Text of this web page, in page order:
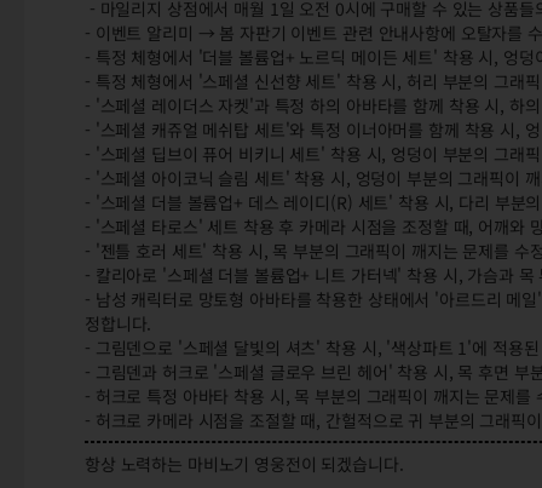
- 마일리지 상점에서 매월 1일 오전 0시에 구매할 수 있는 상품
- 이벤트 알리미 → 봄 자판기 이벤트 관련 안내사항에 오탈자를
- 특정 체형에서 '더블 볼륨업+ 노르딕 메이든 세트' 착용 시, 엉
- 특정 체형에서 '스페셜 신선향 세트' 착용 시, 허리 부분의 그래
- '스페셜 레이더스 자켓'과 특정 하의 아바타를 함께 착용 시, 하
- '스페셜 캐쥬얼 메쉬탑 세트'와 특정 이너아머를 함께 착용 시,
- '스페셜 딥브이 퓨어 비키니 세트' 착용 시, 엉덩이 부분의 그래
- '스페셜 아이코닉 슬림 세트' 착용 시, 엉덩이 부분의 그래픽이
- '스페셜 더블 볼륨업+ 데스 레이디(R) 세트' 착용 시, 다리 부분
- '스페셜 타로스' 세트 착용 후 카메라 시점을 조정할 때, 어깨와
- '젠틀 호러 세트' 착용 시, 목 부분의 그래픽이 깨지는 문제를 수
- 칼리아로 '스페셜 더블 볼륨업+ 니트 가터넥' 착용 시, 가슴과
- 남성 캐릭터로 망토형 아바타를 착용한 상태에서 '아르드리 메
정합니다.
- 그림덴으로 '스페셜 달빛의 셔츠' 착용 시, '색상파트 1'에 적용
- 그림덴과 허크로 '스페셜 글로우 브린 헤어' 착용 시, 목 후면 부
- 허크로 특정 아바타 착용 시, 목 부분의 그래픽이 깨지는 문제를
- 허크로 카메라 시점을 조절할 때, 간헐적으로 귀 부분의 그래픽
항상 노력하는 마비노기 영웅전이 되겠습니다.